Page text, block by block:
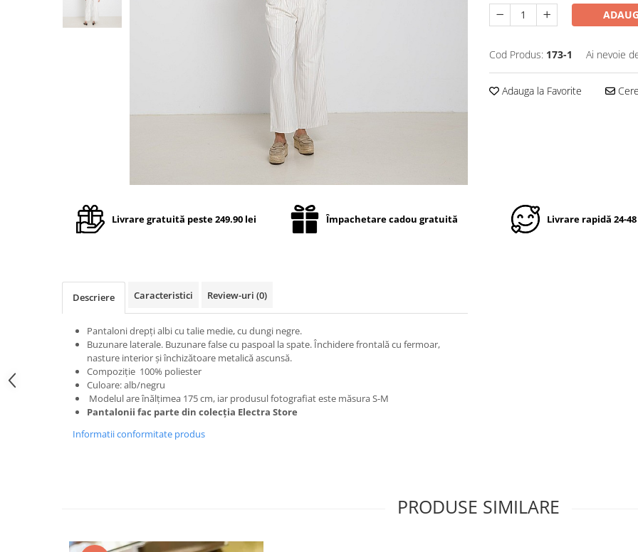
Cod Produs: 173-1 Ai nevoie
Adauga la Favorite
Livrare gratuită peste 249.90 lei Împachetare cadou gratuită Livrare rapidă 24-
Descriere Caracteristici Review-uri (0)
Pantaloni drepți albi cu talie medie, cu dungi negre.
Buzunare laterale. Buzunare false cu paspoal la spate. Închidere frontală cu fermoar,
nasture interior și închizătoare metalică ascunsă.
Compoziție 100% poliester
Culoare: alb/negru
Modelul are înălțimea 175 cm, iar produsul fotografiat este măsura S-M
Pantalonii fac parte din colecția Electra Store
Informatii conformitate produs
PRODUSE SIMILARE